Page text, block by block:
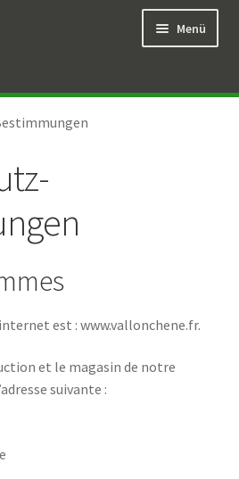
Menü
est : www.vallonchene.fr.
et le magasin de notre
suivante :